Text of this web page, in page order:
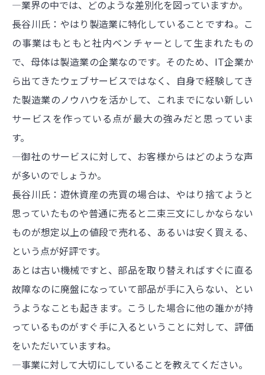
―業界の中では、どのような差別化を図っていますか。
長谷川氏：やはり製造業に特化していることですね。こ
の事業はもともと社内ベンチャーとして生まれたもの
で、母体は製造業の企業なのです。そのため、IT企業か
ら出てきたウェブサービスではなく、自身で経験してき
た製造業のノウハウを活かして、これまでにない新しい
サービスを作っている点が最大の強みだと思っていま
す。
―御社のサービスに対して、お客様からはどのような声
が多いのでしょうか。
長谷川氏：遊休資産の売買の場合は、やはり捨てようと
思っていたものや普通に売ると二束三文にしかならない
ものが想定以上の値段で売れる、あるいは安く買える、
という点が好評です。
あとは古い機械ですと、部品を取り替えればすぐに直る
故障なのに廃盤になっていて部品が手に入らない、とい
うようなことも起きます。こうした場合に他の誰かが持
っているものがすぐ手に入るということに対して、評価
をいただいていますね。
―事業に対して大切にしていることを教えてください。